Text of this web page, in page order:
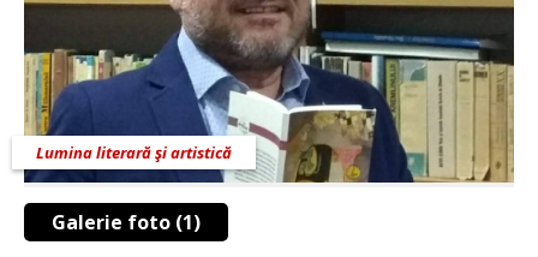
Galerie foto (1)
Lumina literară şi artistică